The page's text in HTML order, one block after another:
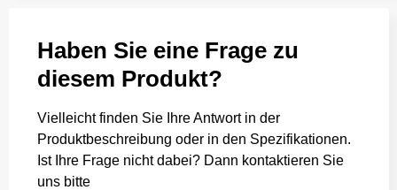
Haben Sie eine Frage zu
diesem Produkt?
Vielleicht finden Sie Ihre Antwort in der
Produktbeschreibung oder in den Spezifikationen.
Ist Ihre Frage nicht dabei? Dann kontaktieren Sie
uns bitte